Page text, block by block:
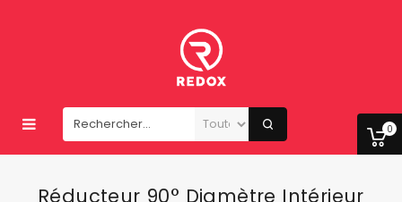
0
Réducteur 90° Diamètre Intérieur